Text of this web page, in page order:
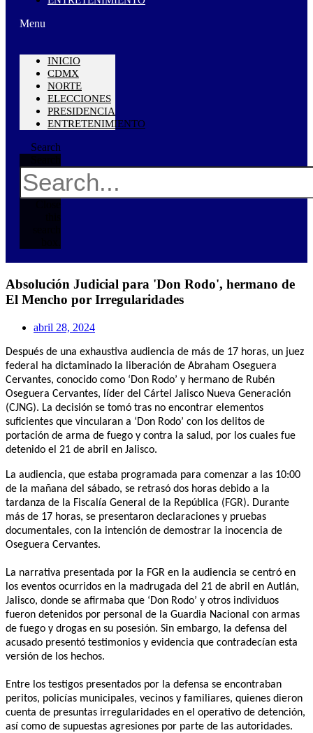
Menu
INICIO
CDMX
NORTE
ELECCIONES
PRESIDENCIA
ENTRETENIMIENTO
Search
Absolución Judicial para 'Don Rodo', hermano de
El Mencho por Irregularidades
abril 28, 2024
Después de una exhaustiva audiencia de más de 17 horas, un juez
federal ha dictaminado la liberación de Abraham Oseguera
Cervantes, conocido como ‘Don Rodo’ y hermano de Rubén
Oseguera Cervantes, líder del Cártel Jalisco Nueva Generación
(CJNG). La decisión se tomó tras no encontrar elementos
suficientes que vincularan a ‘Don Rodo’ con los delitos de
portación de arma de fuego y contra la salud, por los cuales fue
detenido el 21 de abril en Jalisco.
La audiencia, que estaba programada para comenzar a las 10:00
de la mañana del sábado, se retrasó dos horas debido a la
tardanza de la Fiscalía General de la República (FGR). Durante
más de 17 horas, se presentaron declaraciones y pruebas
documentales, con la intención de demostrar la inocencia de
Oseguera Cervantes.
La narrativa presentada por la FGR en la audiencia se centró en
los eventos ocurridos en la madrugada del 21 de abril en Autlán,
Jalisco, donde se afirmaba que ‘Don Rodo’ y otros individuos
fueron detenidos por personal de la Guardia Nacional con armas
de fuego y drogas en su posesión. Sin embargo, la defensa del
acusado presentó testimonios y evidencia que contradecían esta
versión de los hechos.
Entre los testigos presentados por la defensa se encontraban
peritos, policías municipales, vecinos y familiares, quienes dieron
cuenta de presuntas irregularidades en el operativo de detención,
así como de supuestas agresiones por parte de las autoridades.